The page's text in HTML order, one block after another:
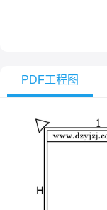
PDF工程图